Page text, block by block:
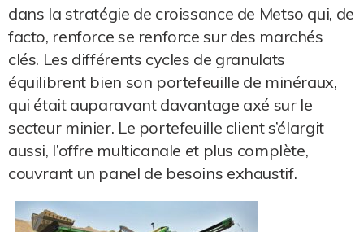
dans la stratégie de croissance de Metso qui, de
facto, renforce se renforce sur des marchés
clés. Les différents cycles de granulats
équilibrent bien son portefeuille de minéraux,
qui était auparavant davantage axé sur le
secteur minier. Le portefeuille client s’élargit
aussi, l’offre multicanale et plus complète,
couvrant un panel de besoins exhaustif.